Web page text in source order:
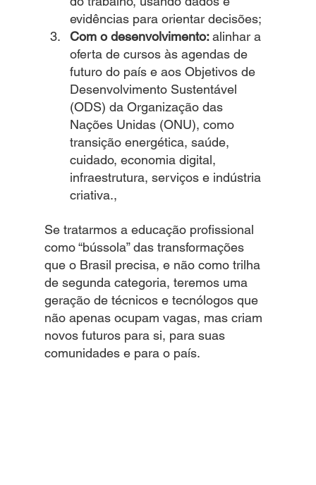
evidências para orientar decisões;
Com o desenvolvimento: alinhar a
oferta de cursos às agendas de
futuro do país e aos Objetivos de
Desenvolvimento Sustentável
(ODS) da Organização das
Nações Unidas (ONU), como
transição energética, saúde,
cuidado, economia digital,
infraestrutura, serviços e indústria
criativa.,
Se tratarmos a educação profissional
como “bússola” das transformações
que o Brasil precisa, e não como trilha
de segunda categoria, teremos uma
geração de técnicos e tecnólogos que
não apenas ocupam vagas, mas criam
novos futuros para si, para suas
comunidades e para o país.